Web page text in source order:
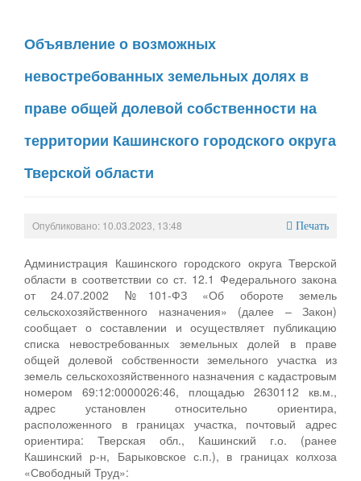
Объявление о возможных
невостребованных земельных долях в
праве общей долевой собственности на
территории Кашинского городского округа
Тверской области
Опубликовано: 10.03.2023, 13:48 Печать
Администрация Кашинского городского округа Тверской
области в соответствии со ст. 12.1 Федерального закона
от 24.07.2002 №101-ФЗ «Об обороте земель
сельскохозяйственного назначения» (далее – Закон)
сообщает о составлении и осуществляет публикацию
списка невостребованных земельных долей в праве
общей долевой собственности земельного участка из
земель сельскохозяйственного назначения с кадастровым
номером 69:12:0000026:46, площадью 2630112 кв.м.,
адрес установлен относительно ориентира,
расположенного в границах участка, почтовый адрес
ориентира: Тверская обл., Кашинский г.о. (ранее
Кашинский р-н, Барыковское с.п.), в границах колхоза
«Свободный Труд»: